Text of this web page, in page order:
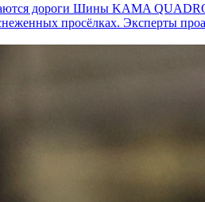
дороги Шины KAMA QUADRO
просёлках. Эксперты